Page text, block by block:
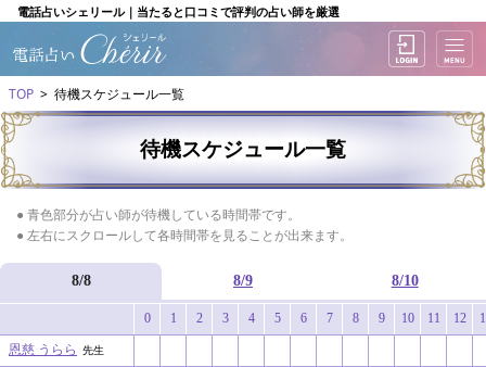
電話占いシェリール｜当たると口コミで評判の占い師を厳選
TOP 待機スケジュール一覧
待機スケジュール一覧
● 青色部分が占い師が待機している時間帯です。
● 左右にスクロールして各時間帯を見ることが出来ます。
8/8 8/9 8/10
0 1 2 3 4 5 6 7 8 9 10 11 12
恩慈 うらら 先生